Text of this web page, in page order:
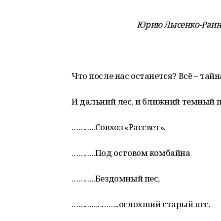
Юрию Лысенко-
Что после нас останется? Всё –
И дальний лес, и ближний темный
………..Совхоз «Рассвет».
………..Под остовом комбайна
………..Бездомный пес,
………..………..оглохший старый пес.